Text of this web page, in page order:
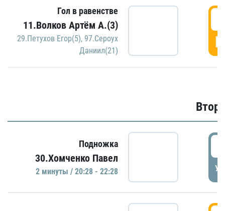
Гол в равенстве
11.Волков Артём А.(3)
29.Петухов Егор(5), 97.Сероух
Даниил(21)
Подножка
30.Хомченко Павел
2 минуты / 20:28 - 22:28